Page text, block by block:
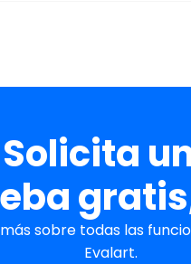
Solicita
sobre todas las
Evalart.